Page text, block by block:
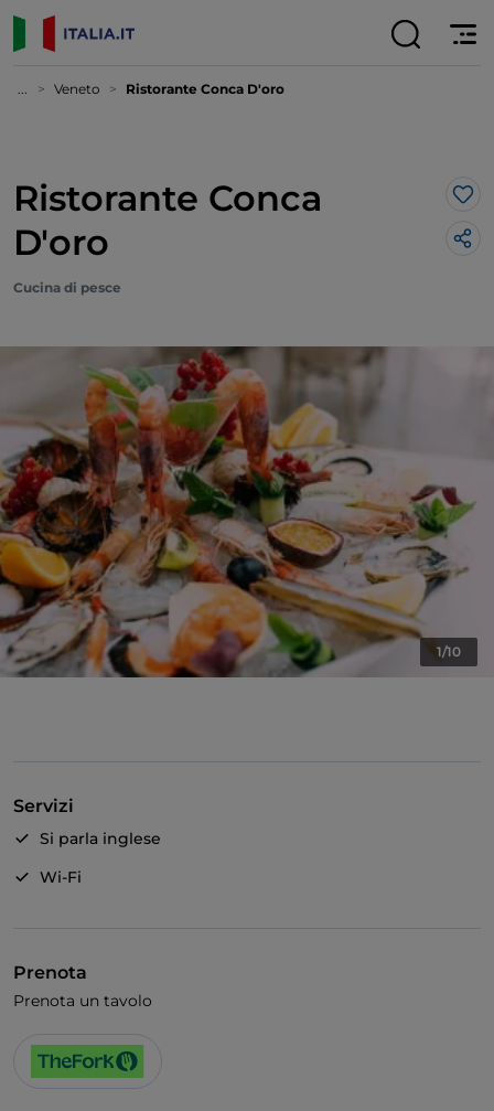
... Veneto Ristorante Conca D'oro
Ristorante Conca
D'oro
Cucina di pesce
1/10
Servizi
Si parla inglese
Wi-Fi
Prenota
Prenota un tavolo